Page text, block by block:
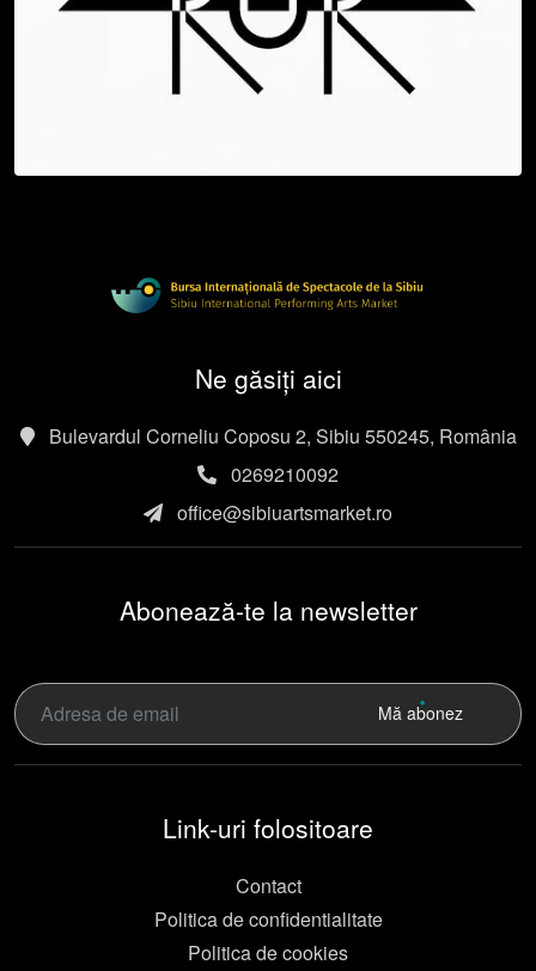
Ne găsiți aici
Bulevardul Corneliu Coposu 2, Sibiu 550245, România
0269210092
office@sibiuartsmarket.ro
Abonează-te la newsletter
Mă abonez
Link-uri folositoare
Contact
Politica de confidentialitate
Politica de cookies